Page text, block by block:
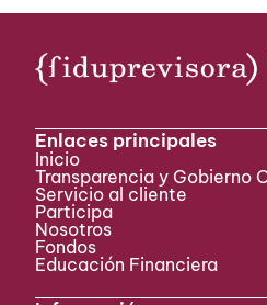
Enlaces principales
Inicio
Transparencia y Gobierno
Servicio al cliente
Participa ​
Nosotros
Fondos
Educación Financiera